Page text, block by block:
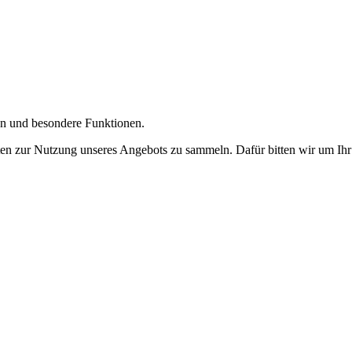
und besondere Funktionen.
zur Nutzung unseres Angebots zu sammeln. Dafür bitten wir um